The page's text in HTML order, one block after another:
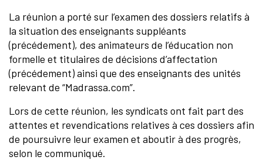
La réunion a porté sur l’examen des dossiers relatifs à
la situation des enseignants suppléants
(précédement), des animateurs de l’éducation non
formelle et titulaires de décisions d’affectation
(précédement) ainsi que des enseignants des unités
relevant de “Madrassa.com”.
Lors de cette réunion, les syndicats ont fait part des
attentes et revendications relatives à ces dossiers afin
de poursuivre leur examen et aboutir à des progrès,
selon le communiqué.